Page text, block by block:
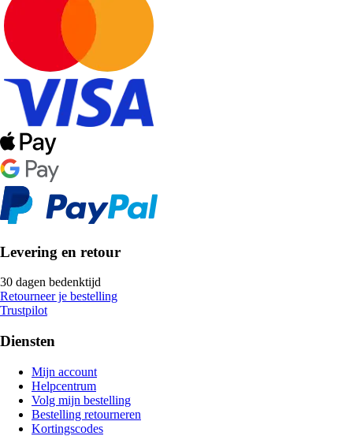
Levering en retour
30 dagen bedenktijd
Retourneer je bestelling
Trustpilot
Diensten
Mijn account
Helpcentrum
Volg mijn bestelling
Bestelling retourneren
Kortingscodes